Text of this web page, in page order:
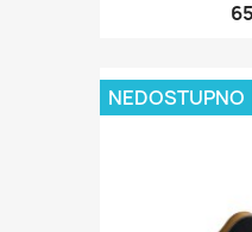
NEDOSTUPNO